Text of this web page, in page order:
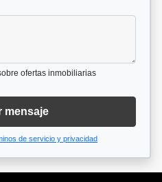
ofertas inmobiliarias
mensaje
de servicio y privacidad